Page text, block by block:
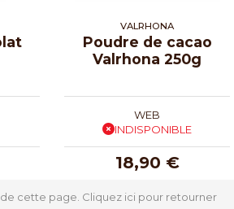
VALRHONA
Poudre de cacao
Valrhona 250g
WEB
INDISPONIBLE
18,90 €
cette page. Cliquez ici pour retourner